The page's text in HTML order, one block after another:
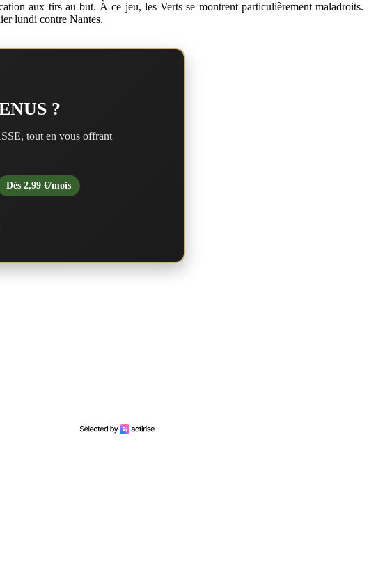
aux tirs au but. À ce jeu, les Verts se montrent particulièrement maladroits.
lundi contre Nantes.
?
tout en vous offrant
Dès 2,99 €/mois